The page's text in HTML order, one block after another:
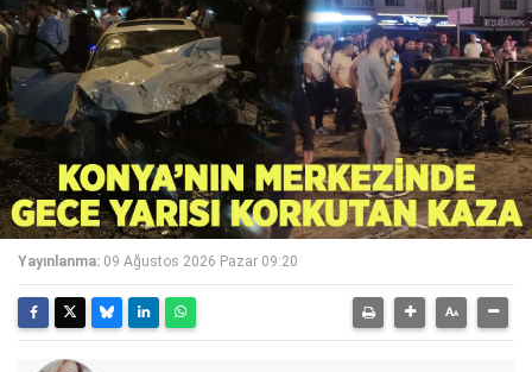
Yayınlanma: 09 Ağustos 2026 Pazar 09:20